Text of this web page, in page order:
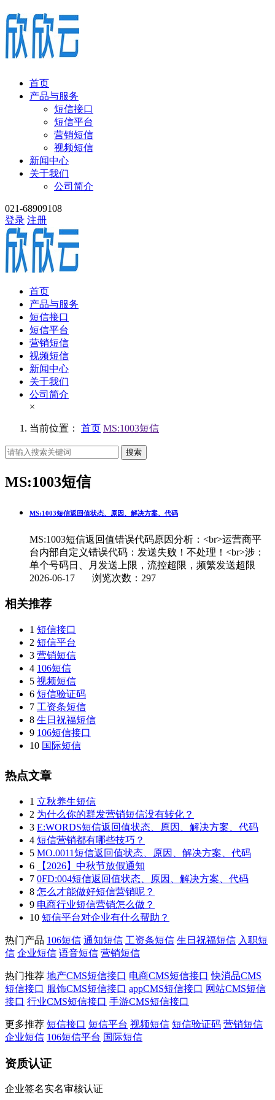
首页
产品与服务
短信接口
短信平台
营销短信
视频短信
新闻中心
关于我们
公司简介
021-68909108
登录 注册
首页
产品与服务
短信接口
短信平台
营销短信
视频短信
新闻中心
关于我们
公司简介
×
当前位置： 首页 MS:1003短信
搜索
MS:1003短信
MS:1003短信返回值状态、原因、解决方案、代码
MS:1003短信返回值错误代码原因分析：<br>运营商平
台内部自定义错误代码：发送失败！不处理！<br>涉：
单个号码日、月发送上限，流控超限，频繁发送超限
2026-06-17 浏览次数：297
相关推荐
1 短信接口
2 短信平台
3 营销短信
4 106短信
5 视频短信
6 短信验证码
7 工资条短信
8 生日祝福短信
9 106短信接口
10 国际短信
热点文章
1 立秋养生短信
2 为什么你的群发营销短信没有转化？
3 E:WORDS短信返回值状态、原因、解决方案、代码
4 短信营销都有哪些技巧？
5 MO.0011短信返回值状态、原因、解决方案、代码
6
【2026】中秋节放假通知
7 0FD:004短信返回值状态、原因、解决方案、代码
8 怎么才能做好短信营销呢？
9 电商行业短信营销怎么做？
10 短信平台对企业有什么帮助？
热门产品 106短信 通知短信 工资条短信 生日祝福短信 入职短
信 企业短信 语音短信 营销短信
热门推荐 地产CMS短信接口 电商CMS短信接口 快消品CMS
短信接口 服饰CMS短信接口 appCMS短信接口 网站CMS短信
接口 行业CMS短信接口 手游CMS短信接口
更多推荐 短信接口 短信平台 视频短信 短信验证码 营销短信
企业短信 106短信平台 国际短信
资质认证
企业签名实名审核认证